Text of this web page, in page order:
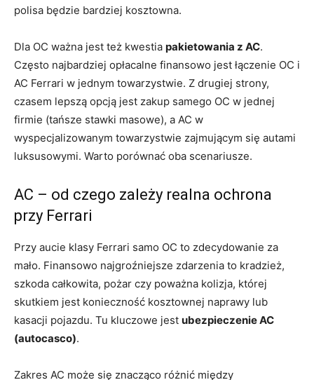
polisa będzie bardziej kosztowna.
Dla OC ważna jest też kwestia pakietowania z AC.
Często najbardziej opłacalne finansowo jest łączenie OC i
AC Ferrari w jednym towarzystwie. Z drugiej strony,
czasem lepszą opcją jest zakup samego OC w jednej
firmie (tańsze stawki masowe), a AC w
wyspecjalizowanym towarzystwie zajmującym się autami
luksusowymi. Warto porównać oba scenariusze.
AC – od czego zależy realna ochrona
przy Ferrari
Przy aucie klasy Ferrari samo OC to zdecydowanie za
mało. Finansowo najgroźniejsze zdarzenia to kradzież,
szkoda całkowita, pożar czy poważna kolizja, której
skutkiem jest konieczność kosztownej naprawy lub
kasacji pojazdu. Tu kluczowe jest ubezpieczenie AC
(autocasco).
Zakres AC może się znacząco różnić między